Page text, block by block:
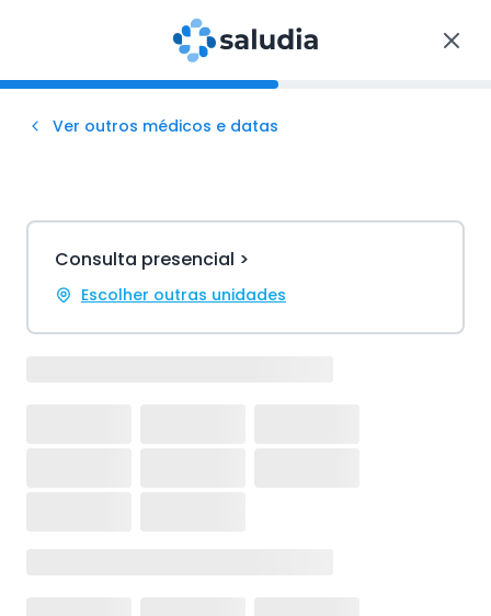
Ver outros médicos e datas
Consulta presencial >
Escolher outras unidades